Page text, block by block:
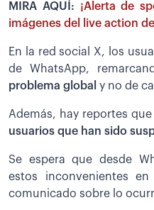
MIRA AQUÍ: ¡Alerta de
imágenes del live action
En la red social X, los
de WhatsApp,
problema global y no de
Además, hay reportes
usuarios que han sido
Se espera que desde
estos inconvenientes
comunicado sobre lo